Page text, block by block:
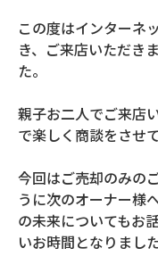
この度はインターネ
き、ご来店いただき
た。
親子お二人でご来店
で楽しく商談をさせ
今回はご売却のみの
うに次のオーナー様
の未来についてもお
いお時間となりました